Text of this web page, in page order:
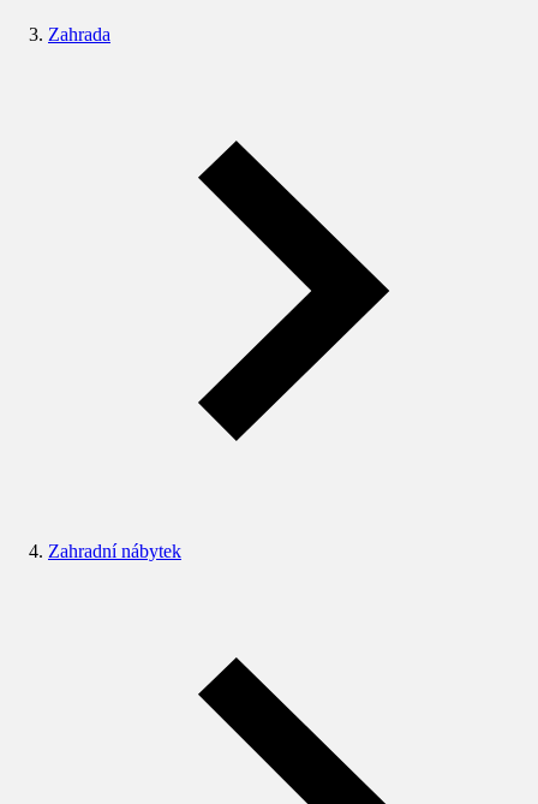
Zahrada
Zahradní nábytek